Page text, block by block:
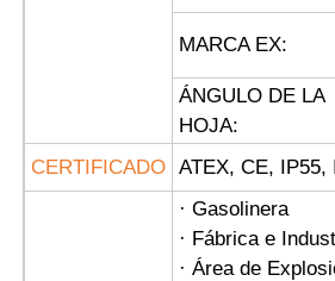
MARCA EX:
ÁNGULO DE LA
HOJA:
CERTIFICADO ATEX, CE, IP55,
· Gasolinera
· Fábrica e
· Área de